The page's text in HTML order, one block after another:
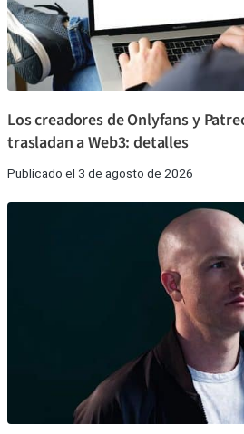
Los creadores de Onlyfans y
trasladan a Web3: detalles
Publicado el 3 de agosto de 2026